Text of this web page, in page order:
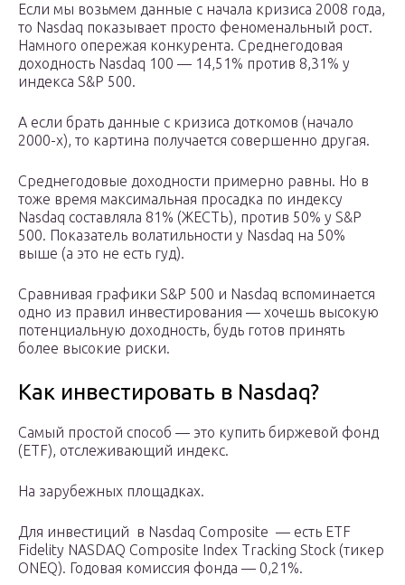
Если мы возьмем данные с начала кризиса 2008 года,
то Nasdaq показывает просто феноменальный рост.
Намного опережая конкурента. Среднегодовая
доходность Nasdaq 100 — 14,51% против 8,31% у
индекса S&P 500.
А если брать данные с кризиса доткомов (начало
2000-х), то картина получается совершенно другая.
Среднегодовые доходности примерно равны. Но в
тоже время максимальная просадка по индексу
Nasdaq составляла 81% (ЖЕСТЬ), против 50% у S&P
500. Показатель волатильности у Nasdaq на 50%
выше (а это не есть гуд).
Сравнивая графики S&P 500 и Nasdaq вспоминается
одно из правил инвестирования — хочешь высокую
потенциальную доходность, будь готов принять
более высокие риски.
Как инвестировать в Nasdaq?
Самый простой способ — это купить биржевой фонд
(ETF), отслеживающий индекс.
На зарубежных площадках.
Для инвестиций в Nasdaq Composite — есть ETF
Fidelity NASDAQ Composite Index Tracking Stock (тикер
ONEQ). Годовая комиссия фонда — 0,21%.